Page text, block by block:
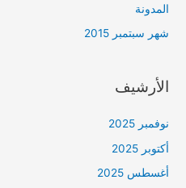
المدونة
شهر سبتمبر 2015
الأرشيف
نوفمبر 2025
أكتوبر 2025
أغسطس 2025